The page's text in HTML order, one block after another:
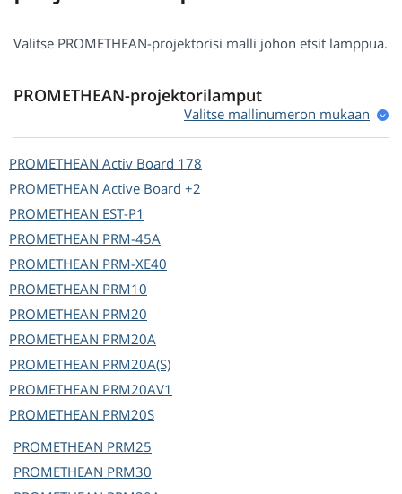
Valitse PROMETHEAN-projektorisi malli johon etsit lamppua.
PROMETHEAN-projektorilamput
Valitse mallinumeron mukaan
PROMETHEAN Activ Board 178
PROMETHEAN Active Board +2
PROMETHEAN EST-P1
PROMETHEAN PRM-45A
PROMETHEAN PRM-XE40
PROMETHEAN PRM10
PROMETHEAN PRM20
PROMETHEAN PRM20A
PROMETHEAN PRM20A(S)
PROMETHEAN PRM20AV1
PROMETHEAN PRM20S
PROMETHEAN PRM25
PROMETHEAN PRM30